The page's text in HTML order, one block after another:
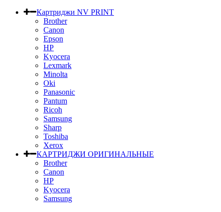
Картриджи NV PRINT
Brother
Canon
Epson
HP
Kyocera
Lexmark
Minolta
Oki
Panasonic
Pantum
Ricoh
Samsung
Sharp
Toshiba
Xerox
КАРТРИДЖИ ОРИГИНАЛЬНЫЕ
Brother
Canon
HP
Kyocera
Samsung